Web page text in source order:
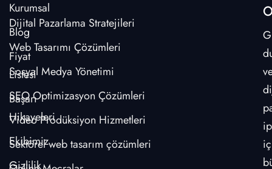
Kurumsal
Blog
Fiyat
Listesi
Başarı
Hikayeleri
Ekibimiz
Gizlilik
Dijital Pazarlama Stratejileri
Web Tasarımı Çözümleri
Sosyal Medya Yönetimi
SEO Optimizasyon Çözümleri
Video Prodüksiyon Hizmetleri
Sektörel web tasarım çözümleri